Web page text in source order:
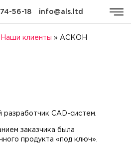
Стоимость
56-18 info@als.ltd
Наши клиенты » АСКОН
CAD-систем.
заказчика была
продукта «под ключ».